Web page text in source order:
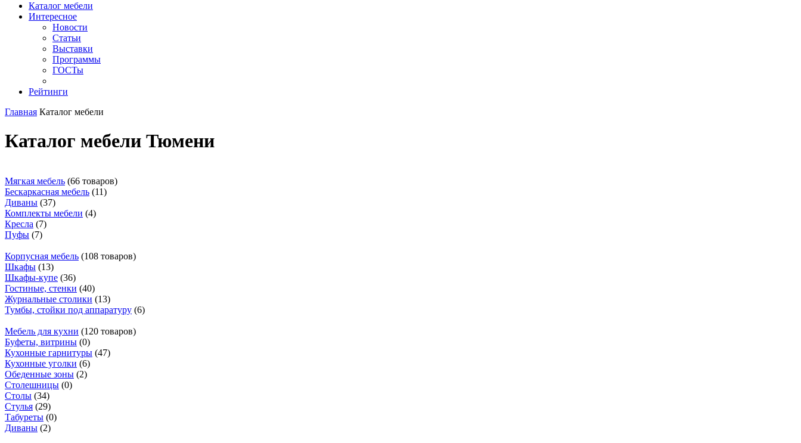
Каталог мебели
Интересное
Новости
Статьи
Выставки
Программы
ГОСТы
Рейтинги
Главная Каталог мебели
Каталог мебели Тюмени
Мягкая мебель (66 товаров)
Бескаркасная мебель (11)
Диваны (37)
Комплекты мебели (4)
Кресла (7)
Пуфы (7)
Корпусная мебель (108 товаров)
Шкафы (13)
Шкафы-купе (36)
Гостиные, стенки (40)
Журнальные столики (13)
Тумбы, стойки под аппаратуру (6)
Мебель для кухни (120 товаров)
Буфеты, витрины (0)
Кухонные гарнитуры (47)
Кухонные уголки (6)
Обеденные зоны (2)
Столешницы (0)
Столы (34)
Стулья (29)
Табуреты (0)
Диваны (2)